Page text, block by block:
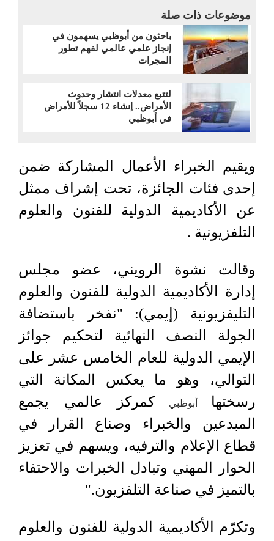
موضوعات ذات صلة
باحثون من أبوظبي يسهمون في
إنجاز علمي عالمي لفهم تطور
المجرات
لتتبع معدلات انتشار وحدوث
الأمراض.. إنشاء 12 سجلاً للأمراض
في أبوظبي
ويقيم الخبراء الأعمال المشاركة ضمن
إحدى فئات الجائزة، تحت إشراف ممثل
عن الأكاديمية الدولية للفنون والعلوم
التلفزيونية .
وقالت نشوة الرويني، عضو مجلس
إدارة الأكاديمية الدولية للفنون والعلوم
التليفزيونية (إيمي): "نفخر باستضافة
الجولة النصف النهائية لتحكيم جوائز
الإيمي الدولية للعام الخامس عشر على
التوالي، وهو ما يعكس المكانة التي
رسختها
أبوظبي كمركز عالمي يجمع
المبدعين والخبراء وصناع القرار في
قطاع الإعلام والترفيه، ويسهم في تعزيز
الحوار المهني وتبادل الخبرات والاحتفاء
بالتميز في صناعة التلفزيون."
وتكرّم الأكاديمية الدولية للفنون والعلوم